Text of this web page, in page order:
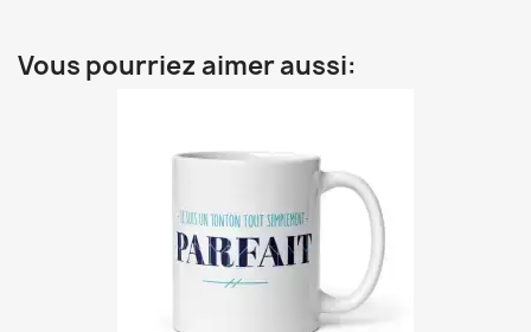
Vous pourriez aimer aussi: